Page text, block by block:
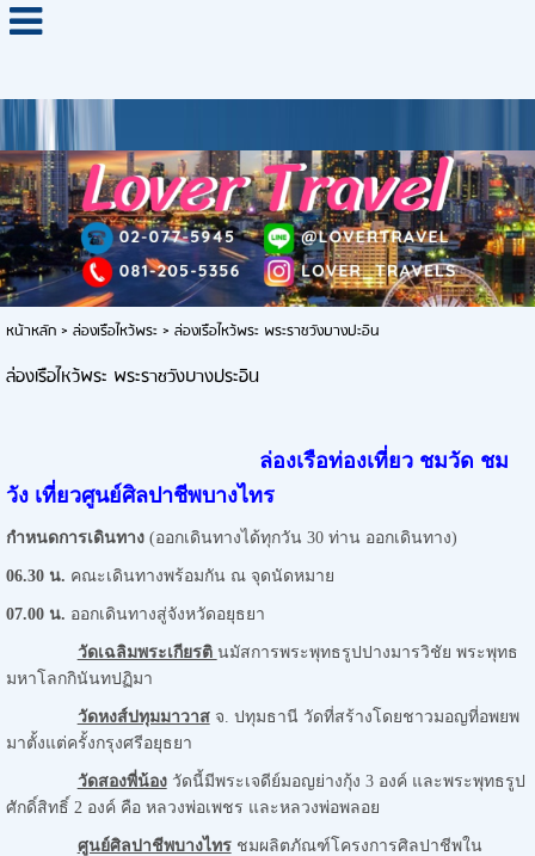
หน้าหลัก> ล่องเรือไหว้พระ> ล่องเรือไหว้พระ พระราชวังบางปะอิน
ล่องเรือไหว้พระ พระราชวังบางประอิน
ล่องเรือท่องเที่ยว ชมวัด ชม
วัง เที่ยวศูนย์ศิลปาชีพบางไทร
กำหนดการเดินทาง (ออกเดินทางได้ทุกวัน 30 ท่าน ออกเดินทาง)
06.30 น. คณะเดินทางพร้อมกัน ณ จุดนัดหมาย
07.00 น. ออกเดินทางสู่จังหวัดอยุธยา
วัดเฉลิมพระเกียรติ นมัสการพระพุทธรูปปางมารวิชัย พระพุทธ
มหาโลกกินันทปฏิมา
วัดหงส์ปทุมมาวาส จ. ปทุมธานี วัดที่สร้างโดยชาวมอญที่อพยพ
มาตั้งแต่ครั้งกรุงศรีอยุธยา
วัดสองพี่น้อง วัดนี้มีพระเจดีย์มอญย่างกุ้ง 3 องค์ และพระพุทธรูป
ศักดิ์สิทธิ์ 2 องค์ คือ หลวงพ่อเพชร และหลวงพ่อพลอย
ศูนย์ศิลปาชีพบางไทรชมผลิตภัณฑ์โครงการศิลปาชีพใน